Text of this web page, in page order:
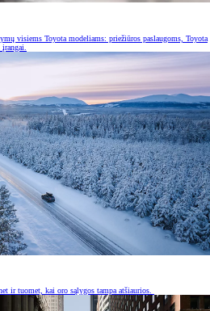
visiems Toyota modeliams: priežiūros paslaugoms, Toyota
ir tuomet, kai oro sąlygos tampa atšiaurios.